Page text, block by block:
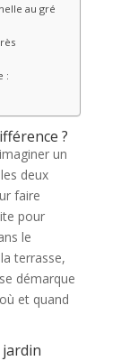
au gré
:
?
un
deux
faire
pour
le
terrasse,
démarque
et quand